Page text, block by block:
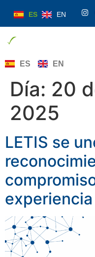
ES EN
ES EN
Día: 20
2025
LETIS se
experiencia